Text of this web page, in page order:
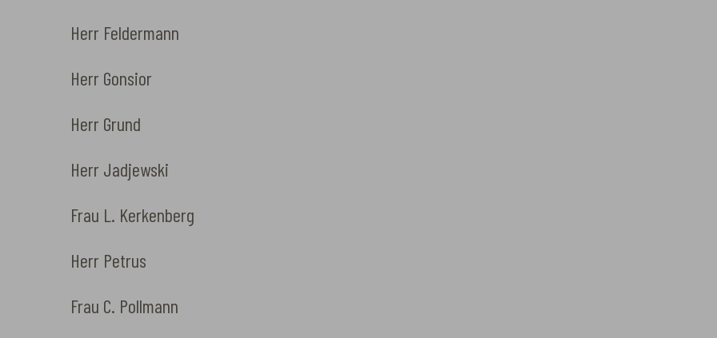
Herr Feldermann
Herr Gonsior
Herr Grund
Herr Jadjewski
Frau L. Kerkenberg
Herr Petrus
Frau C. Pollmann